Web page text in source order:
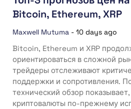
Bitcoin, Ethereum, XRP
Maxwell Mutuma - 10 days ago
Bitcoin, Ethereum и XRP
ориентироваться в сложной
трейдеры отслеживают
поддержки и сопротивления.
технический обзор
криптовалюты по-прежнему